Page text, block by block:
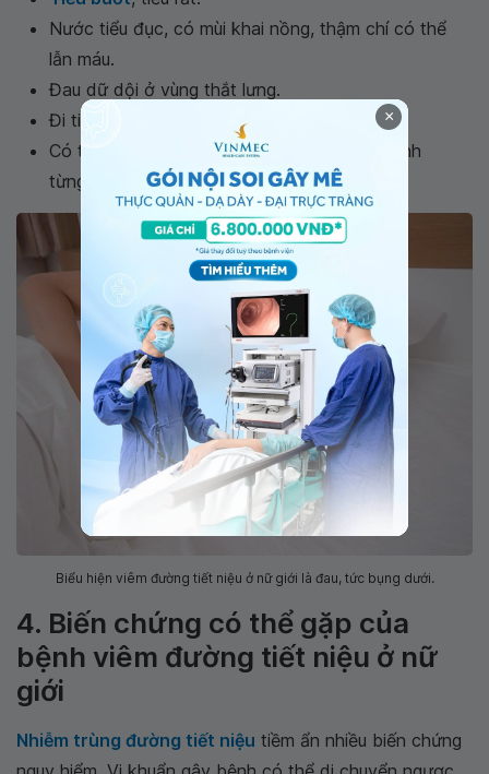
Nước tiểu đục, có mùi khai nồng, thậm chí có thể
lẫn máu.
Đau dữ dội ở vùng thắt lưng.
Đi tiểu thường xuyên vào ban đêm.
Có thể bị sốt nhẹ hoặc sốt cao kéo dài thành
từng cơn trong 2-4 ngày.
Biểu hiện viêm đường tiết niệu ở nữ giới là đau, tức bụng dưới.
4. Biến chứng có thể gặp của
bệnh viêm đường tiết niệu ở nữ
giới
Nhiễm trùng đường tiết niệu tiềm ẩn nhiều biến chứng
×